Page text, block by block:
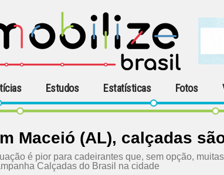
Estudos Estatísticas Fotos
Maceió (AL), calçadas
é pior para cadeirantes que, sem opção,
Calçadas do Brasil na cidade